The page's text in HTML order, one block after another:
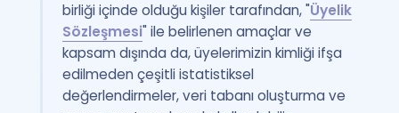
birliği içinde olduğu kişiler tarafından, "Üyelik
Sözleşmesi" ile belirlenen amaçlar ve
kapsam dışında da, üyelerimizin kimliği ifşa
edilmeden çeşitli istatistiksel
değerlendirmeler, veri tabanı oluşturma ve